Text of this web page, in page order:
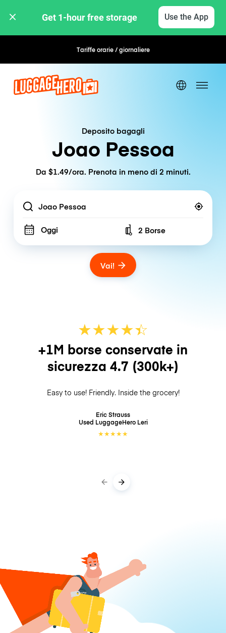
Get 1-hour free storage Use the App
Tariffe orarie / giornalierePrenotazione flessibile
Deposito bagagli
Joao Pessoa
Da $1.49/ora. Prenota in meno di 2 minuti.
Location
Oggi Number of bags
2 Borse
Vai!
★★★★☆
★
+1M borse conservate in
sicurezza 4.7 (300k+)
Easy to use! Friendly. Inside the grocery!
Eric Strauss
Used LuggageHero Leri
★★★★★